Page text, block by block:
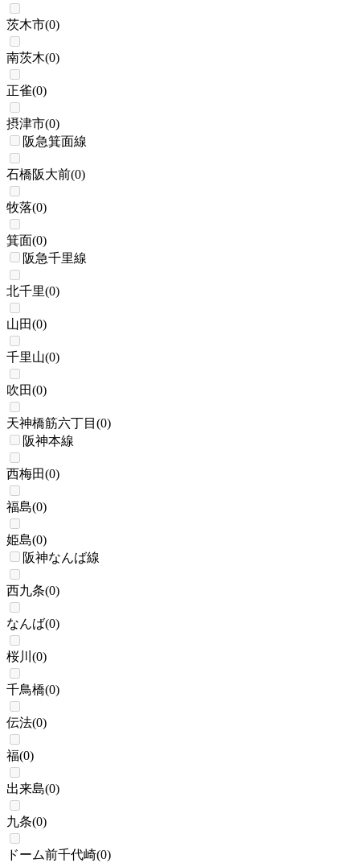
茨木市(0)
南茨木(0)
正雀(0)
摂津市(0)
阪急箕面線
石橋阪大前(0)
牧落(0)
箕面(0)
阪急千里線
北千里(0)
山田(0)
千里山(0)
吹田(0)
天神橋筋六丁目 (0)
阪神本線
西梅田(0)
福島(0)
姫島(0)
阪神なんば線
西九条(0)
なんば(0)
桜川 (0)
千鳥橋(0)
伝法(0)
福(0)
出来島(0)
九条(0)
ドーム前千代崎(0)